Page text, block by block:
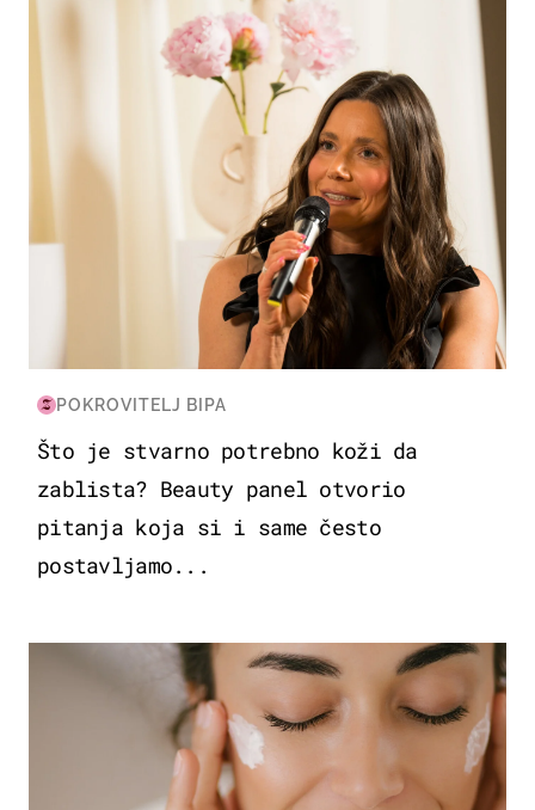
MODA & LJEPOTA
POKROVITELJ BIPA
Što je stvarno potrebno koži da
zablista? Beauty panel otvorio
pitanja koja si i same često
postavljamo...
MODA & LJEPOTA